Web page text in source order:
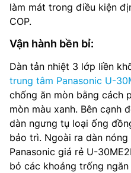
làm mát trong điều kiện
COP.
Vận hành bền bỉ:
Dàn tản nhiệt 3 lớp liền
trung tâm Panasonic U-
chống ăn mòn bằng cách
mòn màu xanh. Bên cạnh
dàn ngưng tụ loại ống
bảo trì. Ngoài ra dàn
Panasonic giá rẻ U-
bỏ các khoảng trống